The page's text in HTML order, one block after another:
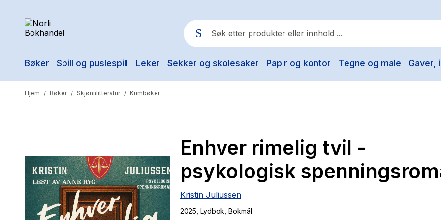
Bøker Spill og puslespill Leker Sekker og skolesaker Papir og kontor Tegne og male Gaver,
Populære søk
Hitster
Hypopressiv trening
The Housemaid
Hjem / Bøker / Skjønnlitteratur / Krimbøker
Enhver rimelig tvil -
psykologisk
Kristin Juliussen
2025 , Lydbok , Bokmål